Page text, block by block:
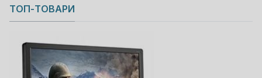
Copyright MAXXmarketing GmbH
JoomShopping Download & Support
ТОП-ТОВАРИ